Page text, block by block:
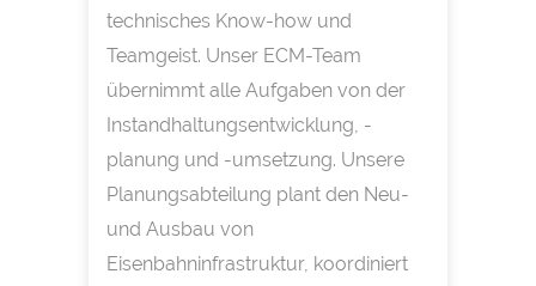
technisches Know-how und
Teamgeist. Unser ECM-Team
übernimmt alle Aufgaben von der
Instandhaltungsentwicklung, -
planung und -umsetzung. Unsere
Planungsabteilung plant den Neu-
und Ausbau von
Eisenbahninfrastruktur, koordiniert